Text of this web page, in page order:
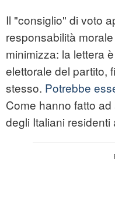
Il "consiglio" di voto
responsabilità
minimizza: la lettera
elettorale del partito,
stesso. Potrebbe
Come hanno fatto
degli Italiani residenti